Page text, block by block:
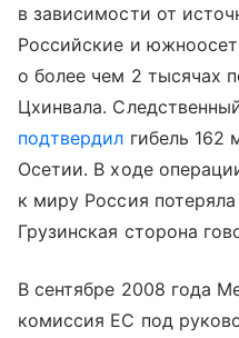
в зависимости от
Российские и
о более чем 2 тысячах
Цхинвала.
подтвердил гибель
Осетии. В ходе
к миру Россия
Грузинская сторона
В сентябре 2008 года
комиссия ЕС под